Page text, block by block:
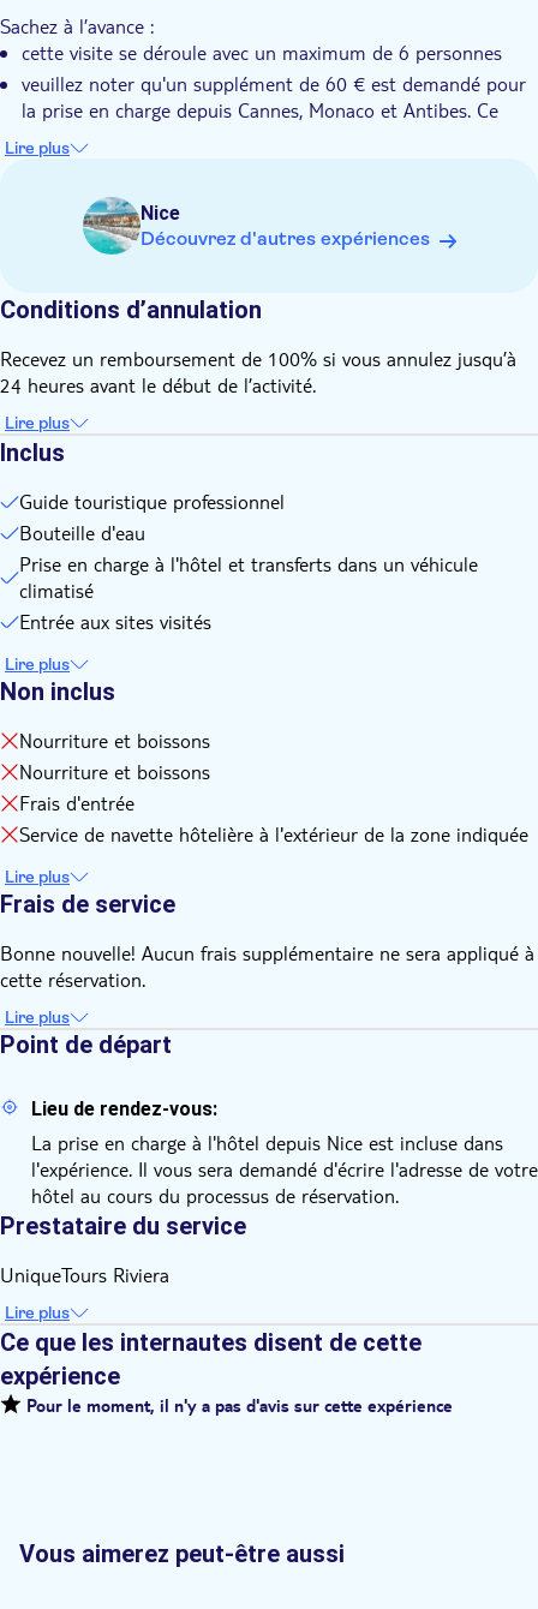
Les deux dernières destinations de la journée seront les
villages d'Antibes et de Saint-Paul de Vence. Dans la première,
vous flânerez dans ses rues et explorerez le marché provençal
et son musée Picasso ; dans la seconde, vous aurez l'occasion
d'admirer les vues pittoresques qui ont inspiré des artistes
vous retournerez confortablement à Nice à bord de votre
autocar privé.
Guide expert
Bon numérique
Visite privée
Pick-up à l'hôtel
Transport inclus
Flânez dans les ruelles pittoresques des villages médiévaux
d'Èze, Antibes et Saint-Paul de Vence
Sachez à l’avance :
cette visite se déroule avec un maximum de 6 personnes
veuillez noter qu'un supplément de 60 € est demandé pour
la prise en charge depuis Cannes, Monaco et Antibes. Ce
supplément doit être payé par carte le jour de la visite
Lire plus
Nice
Découvrez d'autres expériences
Conditions d’annulation
Recevez un remboursement de 100% si vous annulez jusqu’à
24 heures avant le début de l’activité.
Lire plus
Inclus
Guide touristique professionnel
Bouteille d'eau
Prise en charge à l'hôtel et transferts dans un véhicule
climatisé
Entrée aux sites visités
Lire plus
Non inclus
Nourriture et boissons
Nourriture et boissons
Frais d'entrée
Service de navette hôtelière à l'extérieur de la zone indiquée
Lire plus
Frais de service
Bonne nouvelle! Aucun frais supplémentaire ne sera appliqué à
cette réservation.
Lire plus
Point de départ
Lieu de rendez-vous:
La prise en charge à l'hôtel depuis Nice est incluse dans
l'expérience. Il vous sera demandé d'écrire l'adresse de votre
hôtel au cours du processus de réservation.
Prestataire du service
UniqueTours Riviera
Lire plus
Ce que les internautes disent de cette
expérience
Pour le moment, il n'y a pas d'avis sur cette expérience
Vous aimerez peut-être aussi